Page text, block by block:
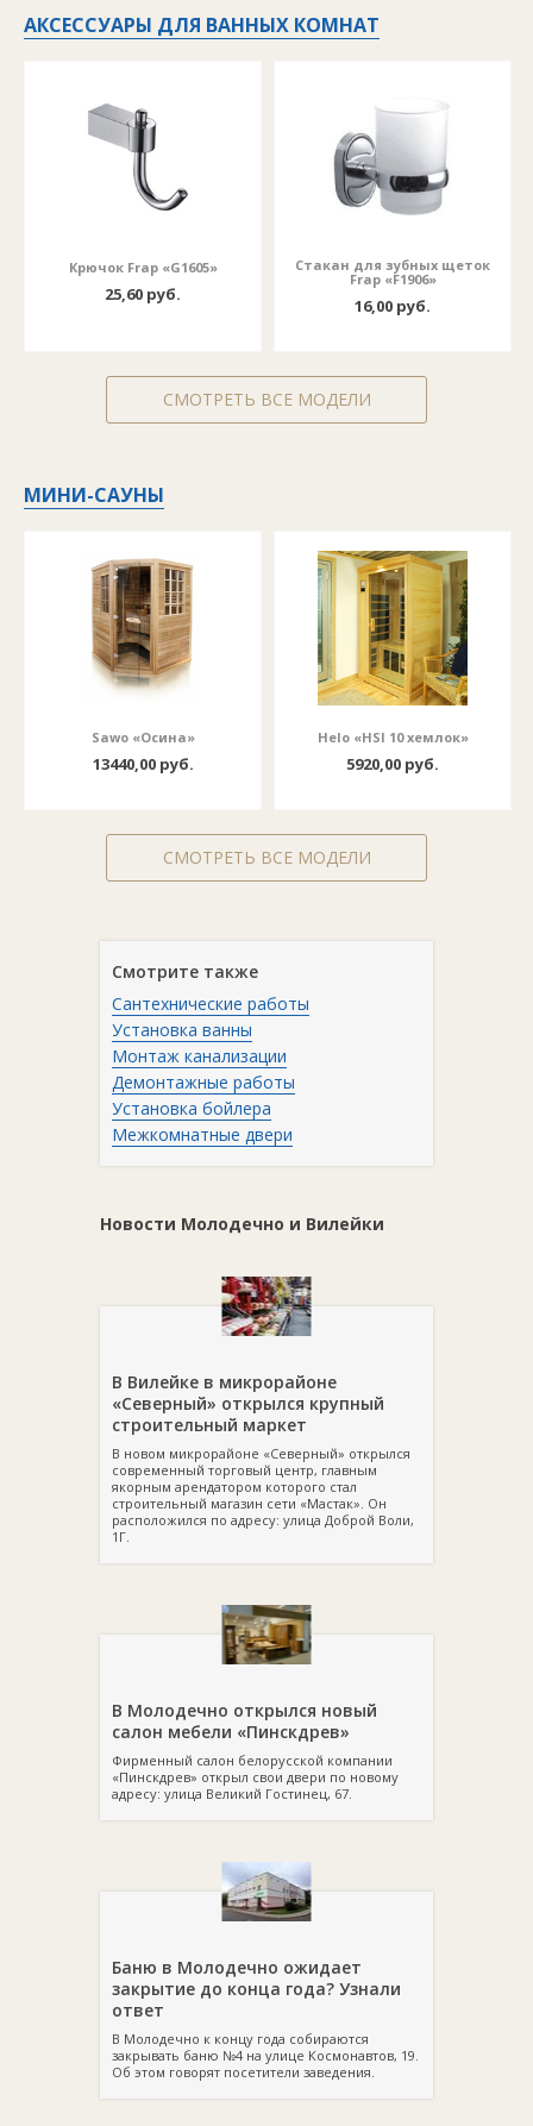
АКСЕССУАРЫ ДЛЯ ВАННЫХ КОМНАТ
Крючок Frap «G1605»
25,60 руб.
Стакан для зубных щеток
Frap «F1906»
16,00 руб.
СМОТРЕТЬ ВСЕ МОДЕЛИ
МИНИ-САУНЫ
Sawo «Осина»
13440,00 руб.
Helo «HSI 10 хемлок»
5920,00 руб.
СМОТРЕТЬ ВСЕ МОДЕЛИ
Смотрите также
Сантехнические работы
Установка ванны
Монтаж канализации
Демонтажные работы
Установка бойлера
Межкомнатные двери
Новости Молодечно и Вилейки
В Вилейке в микрорайоне
«Северный» открылся крупный
строительный маркет
В новом микрорайоне «Северный» открылся
современный торговый центр, главным
якорным арендатором которого стал
строительный магазин сети «Мастак». Он
расположился по адресу: улица Доброй Воли,
1Г.
В Молодечно открылся новый
салон мебели «Пинскдрев»
Фирменный салон белорусской компании
«Пинскдрев» открыл свои двери по новому
адресу: улица Великий Гостинец, 67.
Баню в Молодечно ожидает
закрытие до конца года? Узнали
ответ
В Молодечно к концу года собираются
закрывать баню №4 на улице Космонавтов, 19.
Об этом говорят посетители заведения.